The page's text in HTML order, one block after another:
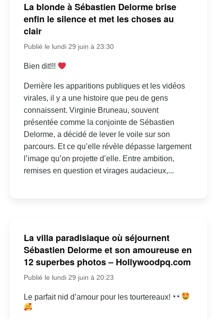
La blonde à Sébastien Delorme brise
enfin le silence et met les choses au
clair
Publié le lundi 29 juin à 23:30
Bien dit!!!
Derrière les apparitions publiques et les vidéos
virales, il y a une histoire que peu de gens
connaissent. Virginie Bruneau, souvent
présentée comme la conjointe de Sébastien
Delorme, a décidé de lever le voile sur son
parcours. Et ce qu’elle révèle dépasse largement
l’image qu’on projette d’elle. Entre ambition,
remises en question et virages audacieux,...
La villa paradisiaque où séjournent
Sébastien Delorme et son amoureuse en
12 superbes photos – Hollywoodpq.com
Publié le lundi 29 juin à 20:23
Le parfait nid d’amour pour les tourtereaux!